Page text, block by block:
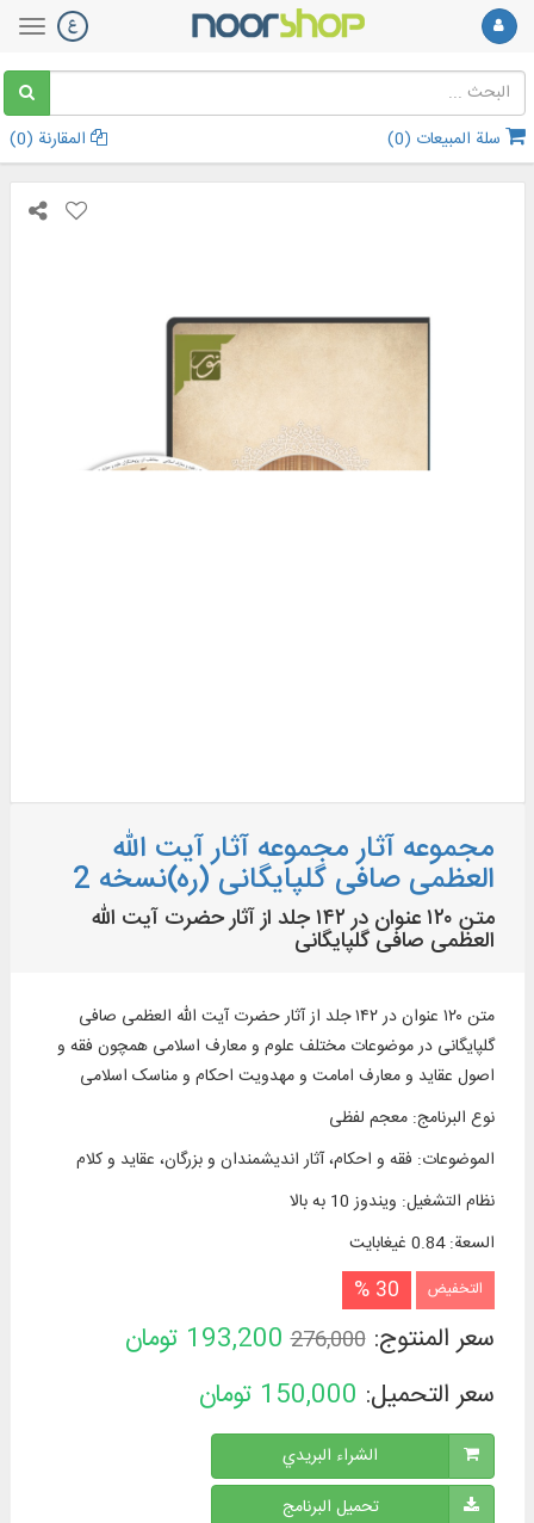
سلة المبيعات (0
) المقارنة (0
)
مجموعه آثار مجموعه آثار آیت الله
العظمی صافی گلپایگانی (ره)نسخه 2
متن ۱۲۰ عنوان در ۱۴۲ جلد از آثار حضرت آیت الله
العظمی صافى گلپایگانی
متن ۱۲۰ عنوان در ۱۴۲ جلد از آثار حضرت آیت الله العظمی صافى
گلپایگانی در موضوعات مختلف علوم و معارف اسلامی همچون فقه و
اصول عقاید و معارف امامت و مهدویت احکام و مناسک اسلامی
نوع البرنامج:معجم لفظی
الموضوعات: فقه و احکام، آثار اندیشمندان و بزرگان، عقاید و كلام
نظام التشغیل: ویندوز 10 به بالا
السعة:0.84 غيغابايت
التخفيض 30 %
سعر المنتوج:276,000
193,200 تومان
سعر التحميل: 150,000 تومان
الشراء البريدي
تحميل البرنامج